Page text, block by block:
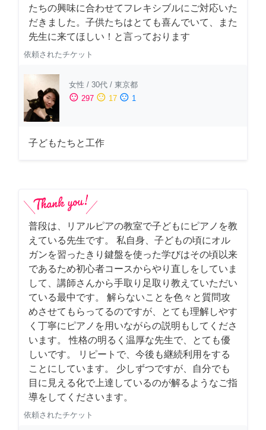
たちの興味に合わせてフレキシブルにご対応いた
だきました。子供たちはとても喜んでいて、また
先生に来てほしい！と言っております
依頼されたチケット
女性 / 30代 / 東京都
sentiment_satisfied 297 sentiment_neutral 17 sentiment_dissatisfied 1
子どもたちと工作
普段は、リアルピアの教室で子どもにピアノを教
えている先生です。 私自身、子どもの頃にオル
ガンを習ったきり鍵盤を使った学びはその頃以来
であるため初心者コースからやり直しをしていま
して、講師さんから手取り足取り教えていただい
ている最中です。 解らないことを色々と質問攻
めさせてもらってるのですが、とても理解しやす
く丁寧にピアノを用いながらの説明もしてくださ
います。 性格の明るく温厚な先生で、とても優
しいです。 リピートで、今後も継続利用をする
ことにしています。 少しずつですが、自分でも
目に見える化で上達しているのが解るようなご指
導をしてくださいます。
依頼されたチケット